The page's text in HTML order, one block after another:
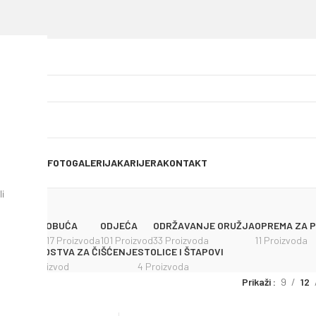
OBJAVE FOTOGALERIJAKARIJERAKONTAKT
OBUĆA
17 Proizvoda
ODJEĆA
101 Proizvod
ODRŽAVANJE ORUŽJA
33 Proizvoda
OPREMA ZA
11 Proizvoda
SREDSTVA ZA ČIŠĆENJE
1 Proizvod
STOLICE I ŠTAPOVI
4 Proizvoda
Prikaži 9 12